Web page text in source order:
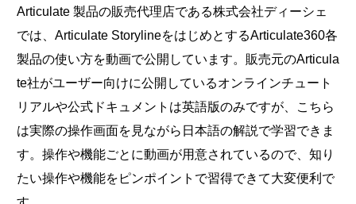
Articulate 製品の販売代理店である株式会社ディーシェ
では、Articulate StorylineをはじめとするArticulate360各
製品の使い方を動画で公開しています。販売元のArticula
te社がユーザー向けに公開しているオンラインチュート
リアルや公式ドキュメントは英語版のみですが、こちら
は実際の操作画面を見ながら日本語の解説で学習できま
す。操作や機能ごとに動画が用意されているので、知り
たい操作や機能をピンポイントで習得できて大変便利で